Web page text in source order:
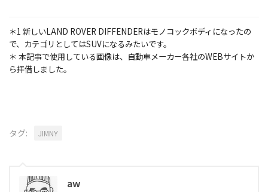
＊1 新しいLAND ROVER DIFFENDERはモノコックボディになったの
で、カテゴリとしてはSUVになるみたいです。
＊ 本記事で使用している画像は、自動車メーカー各社のWEBサイトか
ら拝借しました。
タグ: JIMNY
aw